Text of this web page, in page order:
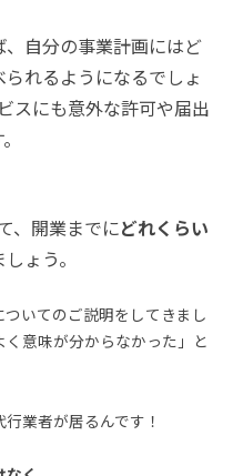
自分の事業計画にはど
れるようになるでしょ
スにも意外な許可や届出
、開業までにどれくらい
ょう。
いてのご説明をしてきまし
意味が分からなかった」と
業者が居るんです！